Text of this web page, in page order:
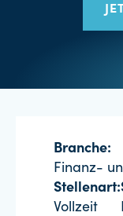
Branche:
Finanz-
Stellenart:
Vollzeit